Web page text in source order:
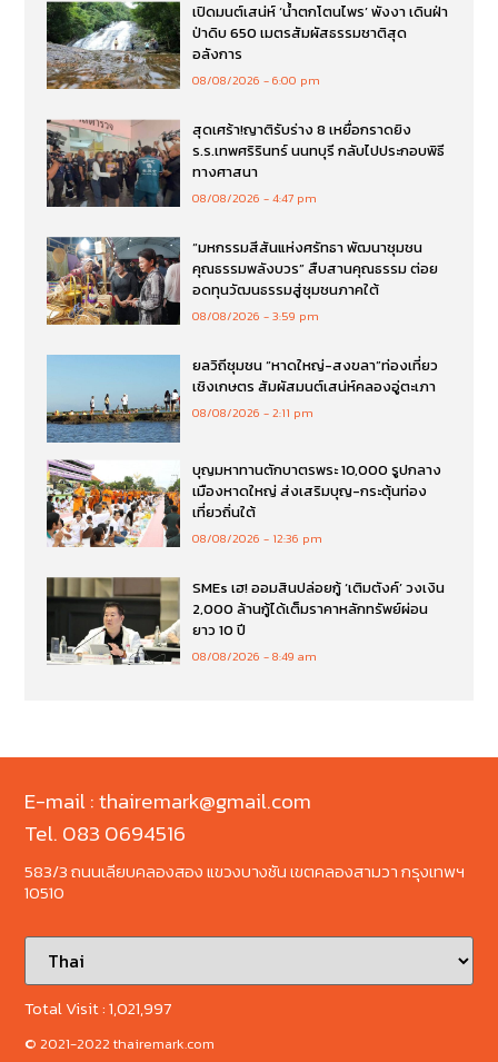
เปิดมนต์เสน่ห์ ‘น้ำตกโตนไพร’ พังงา เดินฝ่า
ป่าดิบ 650 เมตรสัมผัสธรรมชาติสุด
อลังการ
08/08/2026 6:00 pm
สุดเศร้า!ญาติรับร่าง 8 เหยื่อกราดยิง
ร.ร.เทพศริรินทร์ นนทบุรี กลับไปประกอบพิธี
ทางศาสนา
08/08/2026 4:47 pm
“มหกรรมสีสันแห่งศรัทธา พัฒนาชุมชน
คุณธรรมพลังบวร” สืบสานคุณธรรม ต่อย
อดทุนวัฒนธรรมสู่ชุมชนภาคใต้
08/08/2026 3:59 pm
ยลวิถีชุมชน “หาดใหญ่-สงขลา”ท่องเที่ยว
เชิงเกษตร สัมผัสมนต์เสน่ห์คลองอู่ตะเภา
08/08/2026 2:11 pm
บุญมหาทานตักบาตรพระ 10,000 รูปกลาง
เมืองหาดใหญ่ ส่งเสริมบุญ-กระตุ้นท่อง
เที่ยวถิ่นใต้
08/08/2026 12:36 pm
SMEs เฮ! ออมสินปล่อยกู้ ‘เติมตังค์’ วงเงิน
2,000 ล้านกู้ได้เต็มราคาหลักทรัพย์ผ่อน
ยาว 10 ปี
08/08/2026 8:49 am
E-mail : thairemark@gmail.com
Tel. 083 0694516
583/3 ถนนเลียบคลองสอง แขวงบางชัน เขตคลองสามวา กรุงเทพฯ
10510
Total Visit :1,021,997
© 2021-2022 thairemark.com